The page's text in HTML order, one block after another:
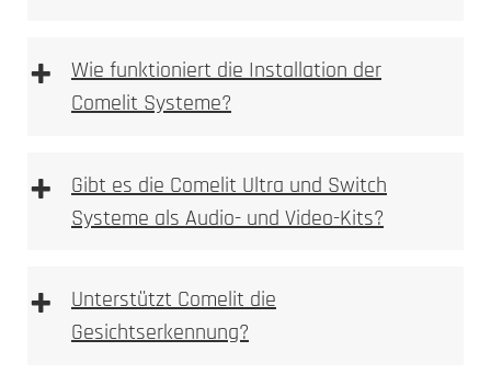
KNX und Loxone
Ideal für größere Wohnanlagen und gewerbliche
+
Wie funktioniert die Installation der
Comelit Systeme?
+
Gibt es die Comelit Ultra und Switch
Systeme als Audio- und Video-Kits?
+
Unterstützt Comelit die
Gesichtserkennung?